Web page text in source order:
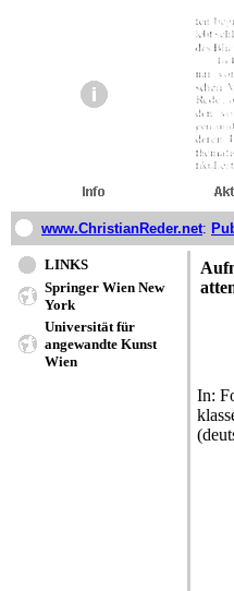
www.ChristianReder.net:
LINKS
Springer Wien New
York
Universität für
angewandte Kunst
Wien
In: